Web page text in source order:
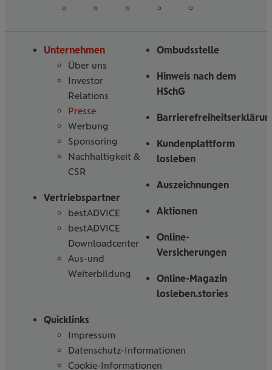
Unternehmen
Über uns
Investor
Relations
Presse
Werbung
Sponsoring
Nachhaltigkeit &
CSR
Vertriebspartner
bestADVICE
bestADVICE
Downloadcenter
Aus-und
Weiterbildung
Ombudsstelle
Hinweis nach dem
HSchG
Kundenplattform
losleben
Auszeichnungen
Aktionen
Online-
Versicherungen
Online-Magazin
losleben.stories
Quicklinks
Impressum
Datenschutz-Informationen
Cookie-Informationen
uns